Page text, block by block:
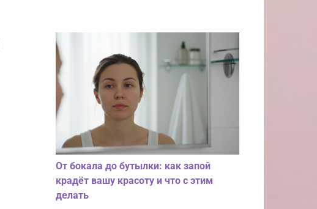
От бокала до бутылки: как запой
крадёт вашу красоту и что с этим
делать